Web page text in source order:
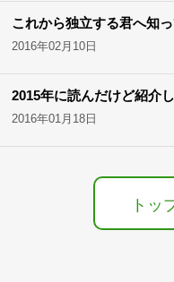
これから独立する君へ知
2016年02月10日
2015年に読んだけど紹介
2016年01月18日
トッ